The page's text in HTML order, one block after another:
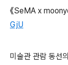
《SeMA x
GjU
미술관 관람 동선